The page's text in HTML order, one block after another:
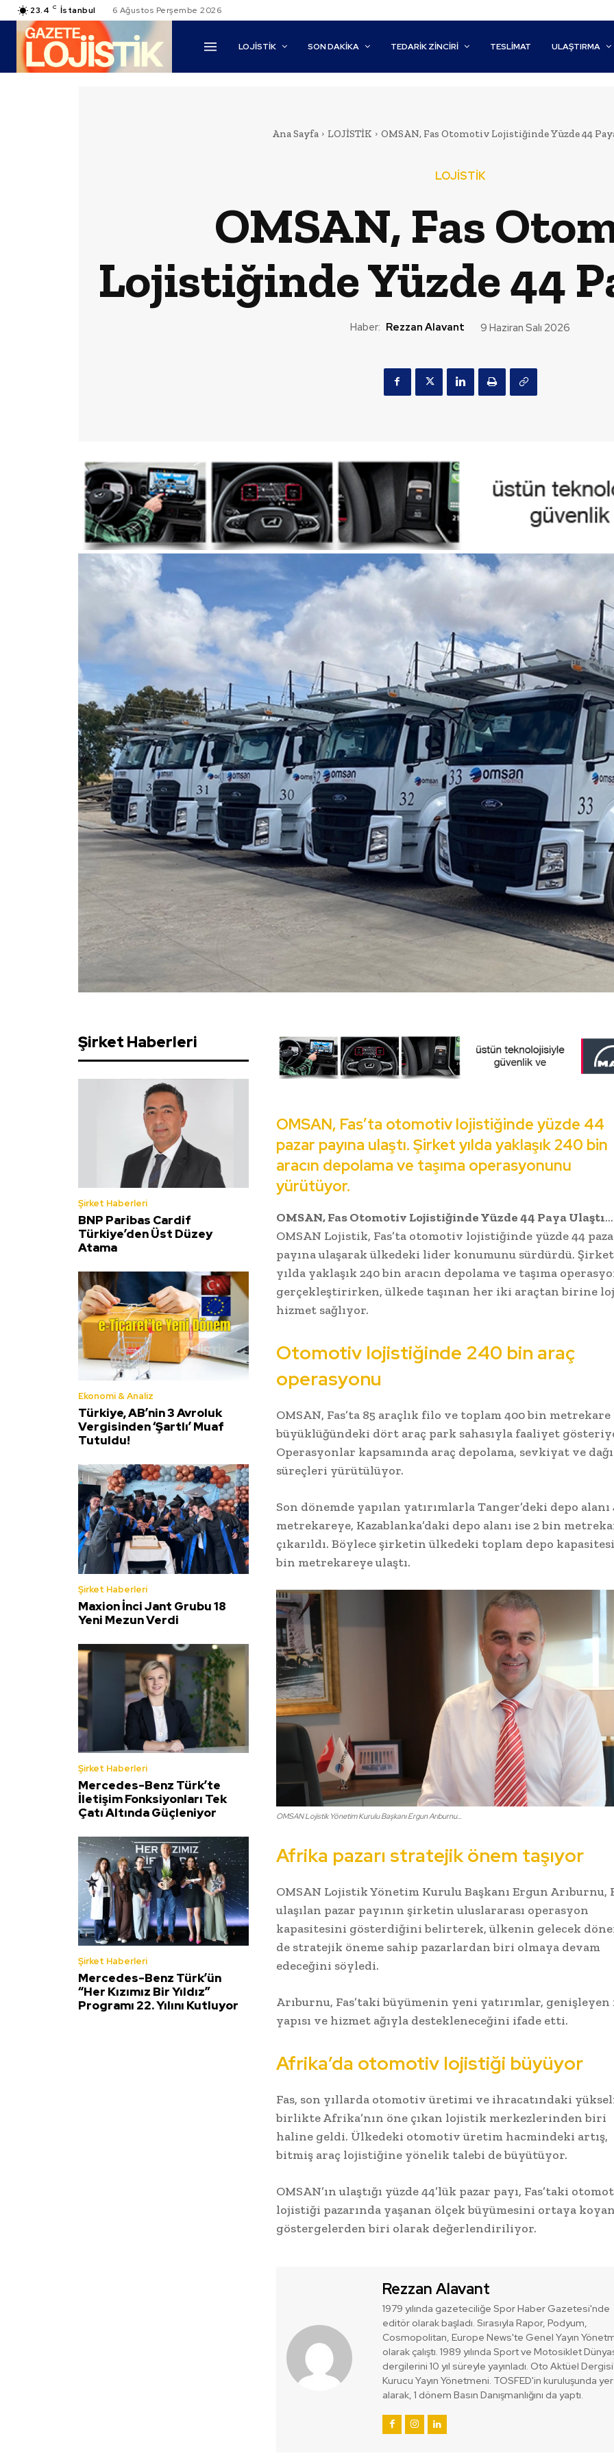
23.4 C İstanbul 6 Ağustos Perşembe 2026
LOJİSTİK SON DAKİKA TEDARIK ZINCIRI TESLIMAT ULAŞTIRMA
Ana Sayfa LOJİSTİK OMSAN, Fas Otomotiv Lojistiğinde Yüzde 44
LOJİSTİK
OMSAN, Fas
Lojistiğinde Yüzde 44
Haber: Rezzan Alavant 9 Haziran Salı 2026
Şirket Haberleri
Şirket Haberleri
BNP Paribas Cardif
Türkiye’den Üst Düzey
Atama
Ekonomi & Analiz
Türkiye, AB’nin 3 Avroluk
Vergisinden ‘Şartlı’ Muaf
Tutuldu!
Şirket Haberleri
Maxion İnci Jant Grubu 18
Yeni Mezun Verdi
Şirket Haberleri
Mercedes-Benz Türk’te
İletişim Fonksiyonları Tek
Çatı Altında Güçleniyor
Şirket Haberleri
Mercedes-Benz Türk’ün
“Her Kızımız Bir Yıldız”
Programı 22. Yılını Kutluyor
OMSAN, Fas’ta otomotiv lojistiğinde yüzde 44
pazar payına ulaştı. Şirket yılda yaklaşık 240 bin
aracın depolama ve taşıma operasyonunu
yürütüyor.
OMSAN, Fas Otomotiv Lojistiğinde Yüzde 44 Paya Ulaştı…
OMSAN Lojistik, Fas’ta otomotiv lojistiğinde yüzde 44
payına ulaşarak ülkedeki lider konumunu sürdürdü.
yılda yaklaşık 240 bin aracın depolama ve taşıma
gerçekleştirirken, ülkede taşınan her iki araçtan birine
hizmet sağlıyor.
Otomotiv lojistiğinde 240 bin araç
operasyonu
OMSAN, Fas’ta 85 araçlık filo ve toplam 400 bin metrekare
büyüklüğündeki dört araç park sahasıyla faaliyet
Operasyonlar kapsamında araç depolama, sevkiyat ve
süreçleri yürütülüyor.
Son dönemde yapılan yatırımlarla Tanger’deki depo
metrekareye, Kazablanka’daki depo alanı ise 2 bin
çıkarıldı. Böylece şirketin ülkedeki toplam depo
bin metrekareye ulaştı.
OMSAN Lojistik Yönetim Kurulu Başkanı Ergun Arıburnu…
Afrika pazarı stratejik önem taşıyor
OMSAN Lojistik Yönetim Kurulu Başkanı Ergun Arıburnu,
ulaşılan pazar payının şirketin uluslararası operasyon
kapasitesini gösterdiğini belirterek, ülkenin gelecek
de stratejik öneme sahip pazarlardan biri olmaya devam
edeceğini söyledi.
Arıburnu, Fas’taki büyümenin yeni yatırımlar,
yapısı ve hizmet ağıyla destekleneceğini ifade etti.
Afrika’da otomotiv lojistiği büyüyor
Fas, son yıllarda otomotiv üretimi ve ihracatındaki
birlikte Afrika’nın öne çıkan lojistik merkezlerinden biri
haline geldi. Ülkedeki otomotiv üretim hacmindeki artış,
bitmiş araç lojistiğine yönelik talebi de büyütüyor.
OMSAN’ın ulaştığı yüzde 44’lük pazar payı, Fas’taki
lojistiği pazarında yaşanan ölçek büyümesini ortaya
göstergelerden biri olarak değerlendiriliyor.
Rezzan Alavant
1979 yılında gazeteciliğe Spor Haber Gazetesi'nde
editör olarak başladı. Sırasıyla Rapor, Podyum,
Cosmopolitan, Europe News'te Genel Yayın
olarak çalıştı. 1989 yılında Sport ve Motosiklet
dergilerini 10 yıl süreyle yayınladı. Oto Aktüel
Kurucu Yayın Yönetmeni. TOSFED'in kuruluşunda yer
alarak, 1 dönem Basın Danışmanlığını da yaptı.